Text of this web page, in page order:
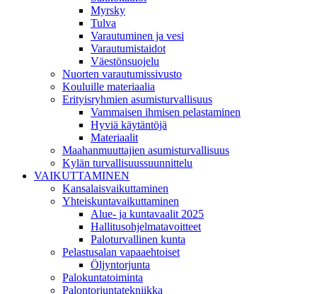
Myrsky
Tulva
Varautuminen ja vesi
Varautumistaidot
Väestönsuojelu
Nuorten varautumissivusto
Kouluille materiaalia
Erityisryhmien asumisturvallisuus
Vammaisen ihmisen pelastaminen
Hyviä käytäntöjä
Materiaalit
Maahanmuuttajien asumisturvallisuus
Kylän turvallisuussuunnittelu
VAIKUTTAMINEN
Kansalaisvaikuttaminen
Yhteiskuntavaikuttaminen
Alue- ja kuntavaalit 2025
Hallitusohjelmatavoitteet
Paloturvallinen kunta
Pelastusalan vapaaehtoiset
Öljyntorjunta
Palokuntatoiminta
Palontorjuntatekniikka